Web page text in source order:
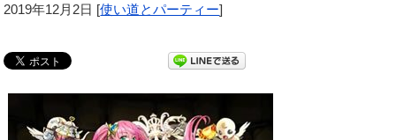
2019年12月2日 [使い道とパーティー]